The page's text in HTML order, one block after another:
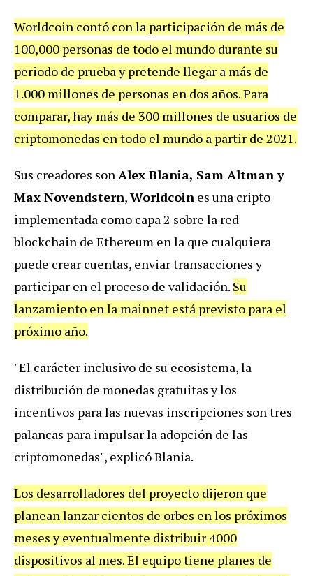
Worldcoin contó con la participación de más de
100,000 personas de todo el mundo durante su
periodo de prueba y pretende llegar a más de
1.000 millones de personas en dos años. Para
comparar, hay más de 300 millones de usuarios de
criptomonedas en todo el mundo a partir de 2021.
Sus creadores sonAlex Blania, Sam Altman y
Max Novendstern,Worldcoin es una cripto
implementada como capa 2 sobre la red
blockchain de Ethereum en la que cualquiera
puede crear cuentas, enviar transacciones y
participar en el proceso de validación. Su
lanzamiento en la mainnet está previsto para el
próximo año.
"El carácter inclusivo de su ecosistema, la
distribución de monedas gratuitas y los
incentivos para las nuevas inscripciones son tres
palancas para impulsar la adopción de las
criptomonedas", explicó Blania.
Los desarrolladores del proyecto dijeron que
planean lanzar cientos de orbes en los próximos
meses y eventualmente distribuir 4000
dispositivos al mes. El equipo tiene planes de